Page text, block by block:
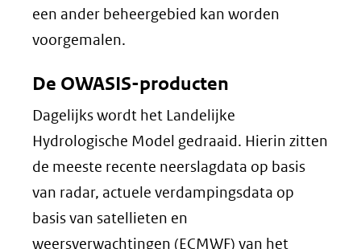
een ander beheergebied kan worden
voorgemalen.
De OWASIS-producten
Dagelijks wordt het Landelijke
Hydrologische Model gedraaid. Hierin zitten
de meeste recente neerslagdata op basis
van radar, actuele verdampingsdata op
basis van satellieten en
weersverwachtingen (ECMWF) van het